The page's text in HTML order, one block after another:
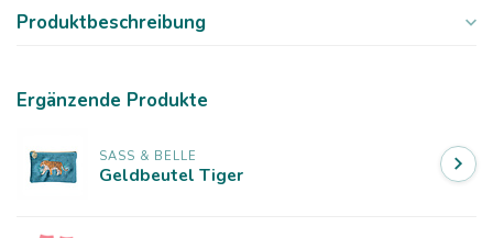
Produktbeschreibung
Ergänzende Produkte
SASS & BELLE
Geldbeutel Tiger